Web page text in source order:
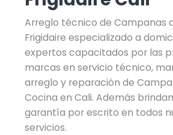
Arreglo técnico de Campanas
Frigidaire especializado a
expertos capacitados por las
marcas en servicio técnico,
arreglo y reparación de
Cocina en Cali. Además
garantía por escrito en todos
servicios.